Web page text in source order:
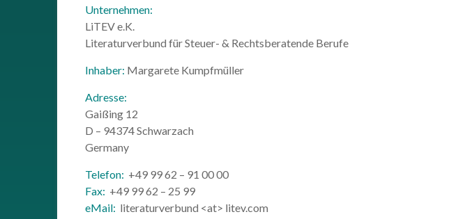
Unternehmen:
LiTEV e.K.
Literaturverbund für Steuer- & Rechtsberatende Berufe
Inhaber: Margarete Kumpfmüller
Adresse:
Gaißing 12
D – 94374 Schwarzach
Germany
Telefon: +49 99 62 – 91 00 00
Fax: +49 99 62 – 25 99
eMail: literaturverbund <at> litev.com